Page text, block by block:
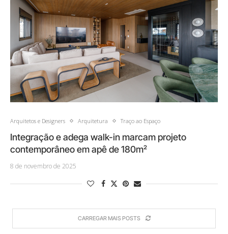
Arquitetos e Designers Arquitetura Traço ao Espaço
Integração e adega walk-in marcam projeto
contemporâneo em apê de 180m²
8 de novembro de 2025
CARREGAR MAIS POSTS